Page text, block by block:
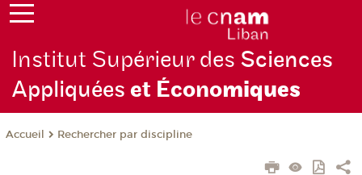
Institut Supérieur des Sciences
Appliquéeset Économiques
Accueil Rechercher par discipline